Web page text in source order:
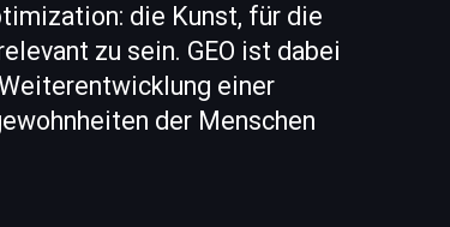
die Kunst, für die
zu sein. GEO ist dabei
einer
der Menschen